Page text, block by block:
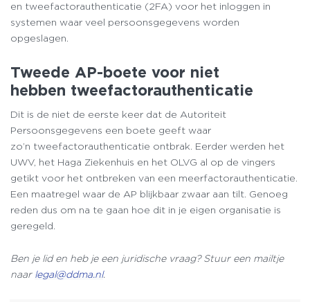
en tweefactorauthenticatie (2FA) voor het inloggen in
systemen waar veel persoonsgegevens worden
opgeslagen.
Tweede AP-boete voor niet
hebben tweefactorauthenticatie
Dit is de niet de eerste keer dat de Autoriteit
Persoonsgegevens een boete geeft waar
zo’n tweefactorauthenticatie ontbrak. Eerder werden het
UWV, het Haga Ziekenhuis en het OLVG al op de vingers
getikt voor het ontbreken van een meerfactorauthenticatie.
Een maatregel waar de AP blijkbaar zwaar aan tilt. Genoeg
reden dus om na te gaan hoe dit in je eigen organisatie is
geregeld.
Ben je lid en heb je een juridische vraag? Stuur een mailtje
naar legal@ddma.nl.